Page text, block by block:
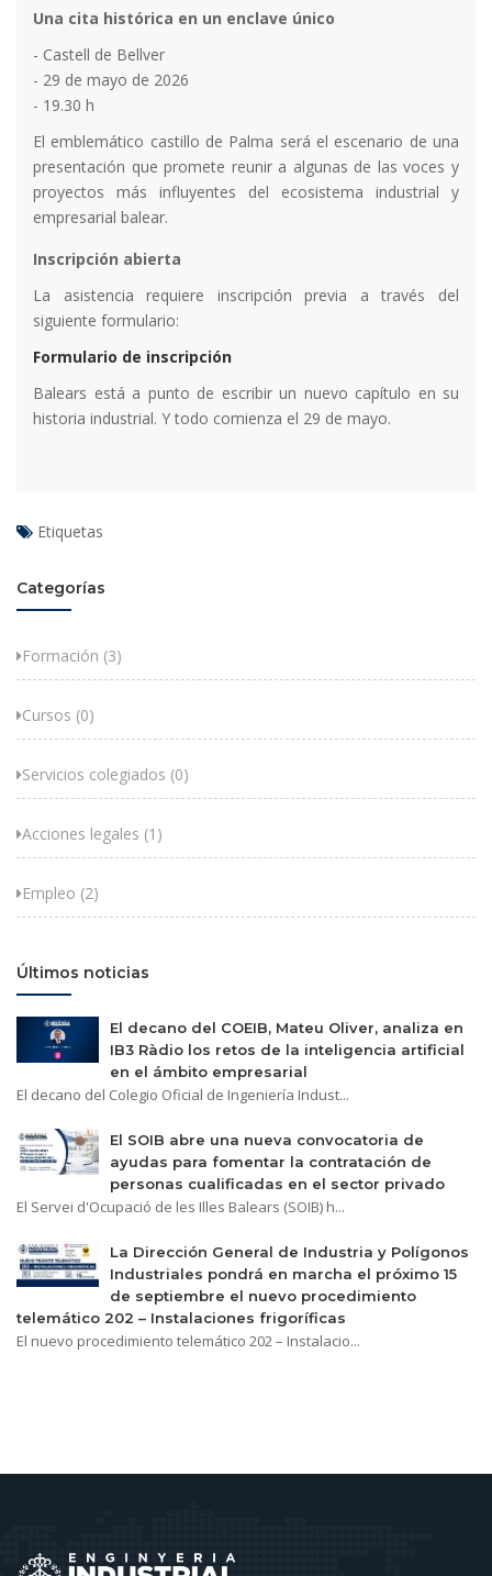
Una cita histórica en un enclave único
- Castell de Bellver
- 29 de mayo de 2026
- 19.30 h
El emblemático castillo de Palma será el escenario de una
presentación que promete reunir a algunas de las voces y
proyectos más influyentes del ecosistema industrial y
empresarial balear.
Inscripción abierta
La asistencia requiere inscripción previa a través del
siguiente formulario:
Formulario de inscripción
Balears está a punto de escribir un nuevo capítulo en su
historia industrial. Y todo comienza el 29 de mayo.
Etiquetas
Categorías
Formación (3)
Cursos (0)
Servicios colegiados (0)
Acciones legales (1)
Empleo (2)
Últimos noticias
El decano del COEIB, Mateu Oliver, analiza en
IB3 Ràdio los retos de la inteligencia artificial
en el ámbito empresarial
El decano del Colegio Oficial de Ingeniería Indust...
El SOIB abre una nueva convocatoria de
ayudas para fomentar la contratación de
personas cualificadas en el sector privado
El Servei d'Ocupació de les Illes Balears (SOIB) h...
La Dirección General de Industria y Polígonos
Industriales pondrá en marcha el próximo 15
de septiembre el nuevo procedimiento
telemático 202 – Instalaciones frigoríficas
El nuevo procedimiento telemático 202 – Instalacio...